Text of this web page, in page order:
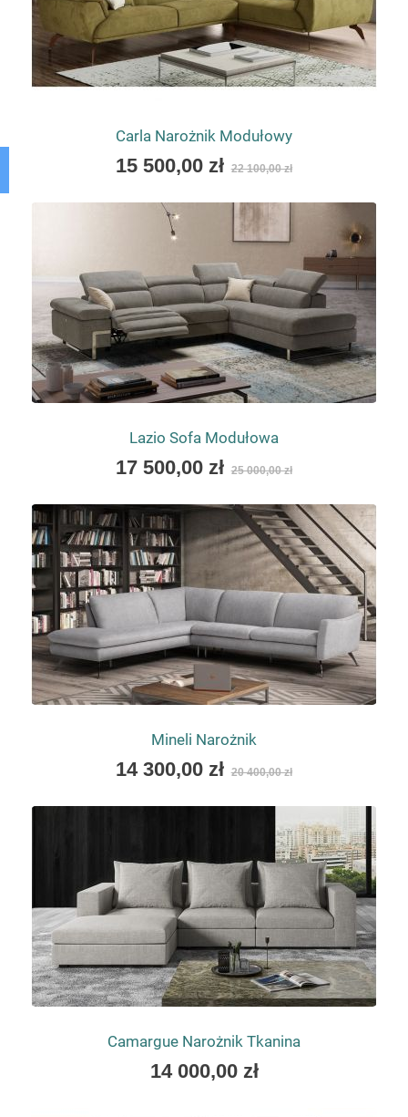
Carla Narożnik Modułowy
As
as
15 500,00 zł 22 100,00 zł
Lazio Sofa Modułowa
As
as
17 500,00 zł 25 000,00 zł
Mineli Narożnik
As
as
14 300,00 zł 20 400,00 zł
Camargue Narożnik Tkanina
As
14 000,00 zł